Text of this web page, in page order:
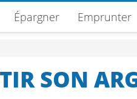
Épargner Emprunter
SON